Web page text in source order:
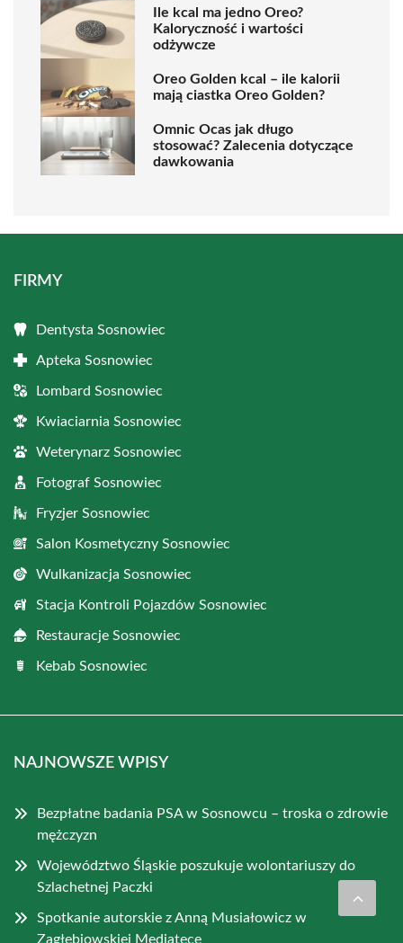
Ile kcal ma jedno Oreo?
Kaloryczność i wartości
odżywcze
Oreo Golden kcal – ile kalorii
mają ciastka Oreo Golden?
Omnic Ocas jak długo
stosować? Zalecenia dotyczące
dawkowania
FIRMY
Dentysta Sosnowiec
Apteka Sosnowiec
Lombard Sosnowiec
Kwiaciarnia Sosnowiec
Weterynarz Sosnowiec
Fotograf Sosnowiec
Fryzjer Sosnowiec
Salon Kosmetyczny Sosnowiec
Wulkanizacja Sosnowiec
Stacja Kontroli Pojazdów Sosnowiec
Restauracje Sosnowiec
Kebab Sosnowiec
NAJNOWSZE WPISY
Bezpłatne badania PSA w Sosnowcu – troska o zdrowie
mężczyzn
Województwo Śląskie poszukuje wolontariuszy do
Szlachetnej Paczki
Spotkanie autorskie z Anną Musiałowicz w
Zagłębiowskiej Mediatece